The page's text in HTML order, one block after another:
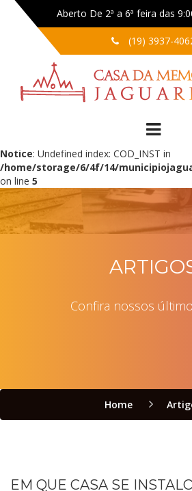
Aberto De 2ª a 6ª feira das
(19) 3937-
Notice: Undefined index: COD_INST in
/home/storage/6/4f/14/
on line 5
Confira nossos
Home
EM QUE CASA SE